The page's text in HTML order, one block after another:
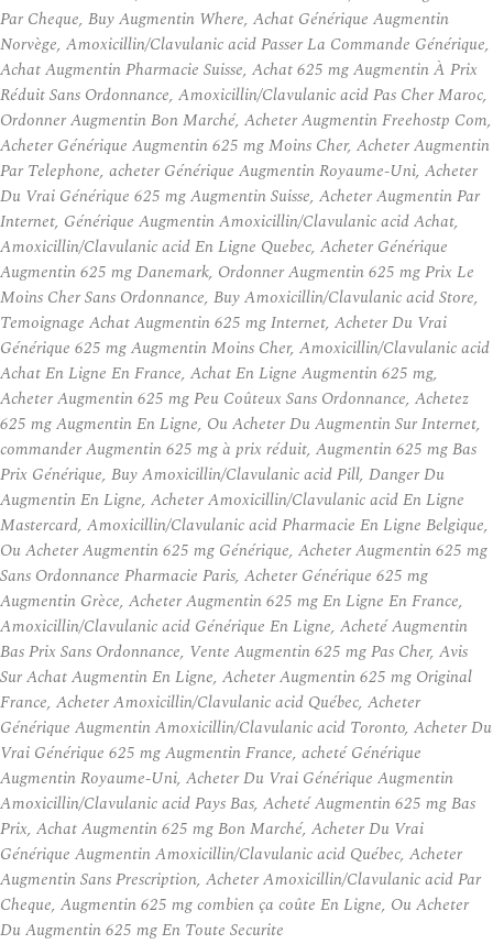
Par Cheque, Buy Augmentin Where, Achat Générique Augmentin
Norvège, Amoxicillin/Clavulanic acid Passer La Commande Générique,
Achat Augmentin Pharmacie Suisse, Achat 625 mg Augmentin À Prix
Réduit Sans Ordonnance, Amoxicillin/Clavulanic acid Pas Cher Maroc,
Ordonner Augmentin Bon Marché, Acheter Augmentin Freehostp Com,
Acheter Générique Augmentin 625 mg Moins Cher, Acheter Augmentin
Par Telephone, acheter Générique Augmentin Royaume-Uni, Acheter
Du Vrai Générique 625 mg Augmentin Suisse, Acheter Augmentin Par
Internet, Générique Augmentin Amoxicillin/Clavulanic acid Achat,
Amoxicillin/Clavulanic acid En Ligne Quebec, Acheter Générique
Augmentin 625 mg Danemark, Ordonner Augmentin 625 mg Prix Le
Moins Cher Sans Ordonnance, Buy Amoxicillin/Clavulanic acid Store,
Temoignage Achat Augmentin 625 mg Internet, Acheter Du Vrai
Générique 625 mg Augmentin Moins Cher, Amoxicillin/Clavulanic acid
Achat En Ligne En France, Achat En Ligne Augmentin 625 mg,
Acheter Augmentin 625 mg Peu Coûteux Sans Ordonnance, Achetez
625 mg Augmentin En Ligne, Ou Acheter Du Augmentin Sur Internet,
commander Augmentin 625 mg à prix réduit, Augmentin 625 mg Bas
Prix Générique, Buy Amoxicillin/Clavulanic acid Pill, Danger Du
Augmentin En Ligne, Acheter Amoxicillin/Clavulanic acid En Ligne
Mastercard, Amoxicillin/Clavulanic acid Pharmacie En Ligne Belgique,
Ou Acheter Augmentin 625 mg Générique, Acheter Augmentin 625 mg
Sans Ordonnance Pharmacie Paris, Acheter Générique 625 mg
Augmentin Grèce, Acheter Augmentin 625 mg En Ligne En France,
Amoxicillin/Clavulanic acid Générique En Ligne, Acheté Augmentin
Bas Prix Sans Ordonnance, Vente Augmentin 625 mg Pas Cher, Avis
Sur Achat Augmentin En Ligne, Acheter Augmentin 625 mg Original
France, Acheter Amoxicillin/Clavulanic acid Québec, Acheter
Générique Augmentin Amoxicillin/Clavulanic acid Toronto, Acheter Du
Vrai Générique 625 mg Augmentin France, acheté Générique
Augmentin Royaume-Uni, Acheter Du Vrai Générique Augmentin
Amoxicillin/Clavulanic acid Pays Bas, Acheté Augmentin 625 mg Bas
Prix, Achat Augmentin 625 mg Bon Marché, Acheter Du Vrai
Générique Augmentin Amoxicillin/Clavulanic acid Québec, Acheter
Augmentin Sans Prescription, Acheter Amoxicillin/Clavulanic acid Par
Cheque, Augmentin 625 mg combien ça coûte En Ligne, Ou Acheter
Du Augmentin 625 mg En Toute Securite